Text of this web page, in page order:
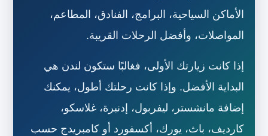
الأماكن السياحية، البرامج، الفنادق، المطاعم،
المواصلات، وأفضل الرحلات القريبة.
إذا كانت زيارتك الأولى، فغالبًا ستكون لندن هي
البداية الأفضل. وإذا كانت رحلتك أطول، يمكنك
إضافة مانشستر، ليفربول، إدنبرة، غلاسكو،
كارديف، باث، يورك، أكسفورد أو كامبريدج حسب